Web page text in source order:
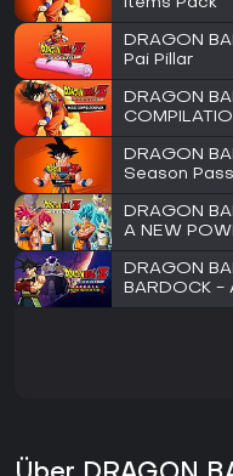
Items Pack
DRAGON
Pai Pillar
DRAGON
DRAGON
Season Pass
DRAGON
A NEW
DRAGON
BARDOCK -